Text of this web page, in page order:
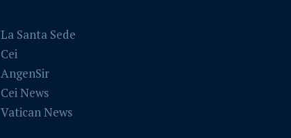
La Santa Sede
Cei
AngenSir
Cei News
Vatican News